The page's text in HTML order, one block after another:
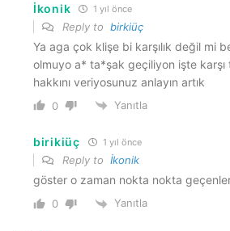
İkonik 1 yıl önce
Reply to birkiüç
Ya aga çok klişe bi karşılık değil mi
olmuyo a* ta*şak geçiliyon işte
hakkını veriyosunuz anlayın artık
0 Yanıtla
birikiüç 1 yıl önce
Reply to İkonik
göster o zaman nokta nokta
0 Yanıtla